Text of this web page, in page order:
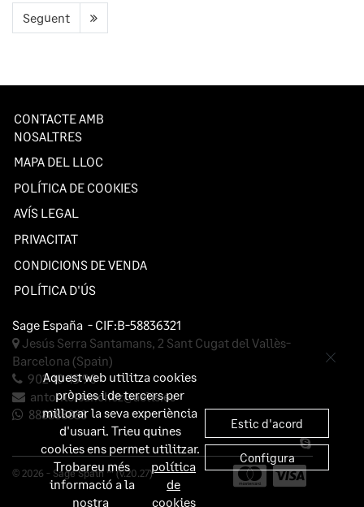
Següent
CONTACTE AMB
NOSALTRES
MAPA DEL LLOC
POLÍTICA DE COOKIES
AVÍS LEGAL
PRIVACITAT
CONDICIONS DE VENDA
POLÍTICA D'ÚS
Sage España - CIF:B-58836321
Jesús Serra Santamans, 2 Sant Cugat del Vallès-
Barcelona (Spain)
902 10 45 90
antonio.sanchez@aelis.es
888888888
© 2026 - Sage Spain ™ (v.20.27)
Aquest web utilitza cookies
pròpies i de tercers per
millorar la seva experiència
d'usuari. Trieu quines
cookies ens permet utilitzar.
Trobareu més
informació a la
nostra
política
de
cookies
Estic d'acord
Configura